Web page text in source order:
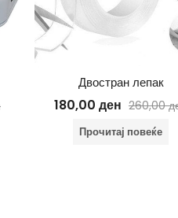
Двостран лепак
180,00 ден 260,00
Прочитај повеќе